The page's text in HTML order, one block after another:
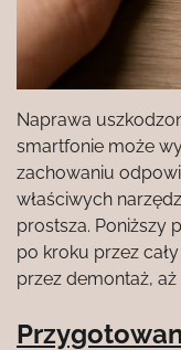
Naprawa
smartfonie może
zachowaniu
właściwych
prostsza. Poniższy
po kroku przez
przez demontaż,